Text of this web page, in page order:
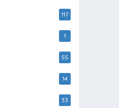
117
1
55
14
33